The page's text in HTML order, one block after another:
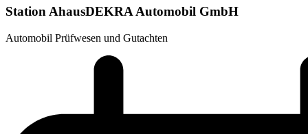
Station AhausDEKRA Automobil GmbH
Automobil Prüfwesen und Gutachten